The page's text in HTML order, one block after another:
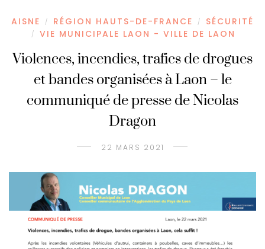
AISNE / RÉGION HAUTS-DE-FRANCE / SÉCURITÉ
/ VIE MUNICIPALE LAON - VILLE DE LAON
Violences, incendies, trafics de drogues
et bandes organisées à Laon – le
communiqué de presse de Nicolas
Dragon
22 MARS 2021